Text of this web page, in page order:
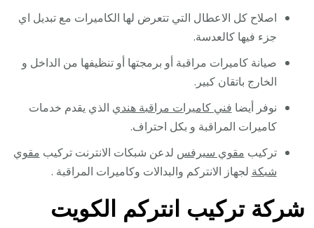
اصلاح كل الاعطال التي تتعرض لها الكاميرات مع تبديل اي
جزء فيها كالعدسة.
صيانة كاميرات مراقبة أو برمجتها أو تنظيفها من الداخل و
الخارج باتقان كبير.
نوفر أيضا فني كاميرات مراقبة هندي الذي يقدم خدمات
كاميرات المراقبة و بكل احتراف.
تركيب مقوي سيرفس لدعن شبكات الانترنت تركيب مقوي
شبكة لجهاز الانتركم والبدالات وكاميرات المراقبة .
شركة تركيب انتركم الكويت